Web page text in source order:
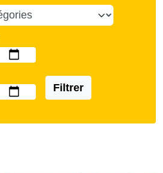
Filtrer